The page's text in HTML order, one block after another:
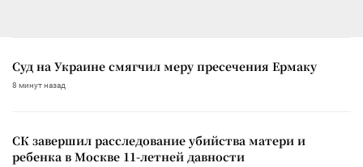
Суд на Украине смягчил меру пресечения Ермаку
8 минут назад
СК завершил расследование убийства матери и
ребенка в Москве 11-летней давности